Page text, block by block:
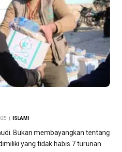
ISLAMI
Bukan membayangkan tentang
yang tidak habis 7 turunan.